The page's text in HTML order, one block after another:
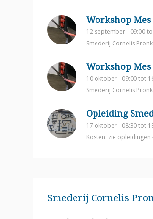
Workshop Mes
12 september - 09:00
Smederij Cornelis Pronk
Workshop Mes
10 oktober - 09:00tot
Smederij Cornelis Pronk
Opleiding
17 oktober - 08:30tot
Kosten: zie opleidingen
Smederij Cornelis